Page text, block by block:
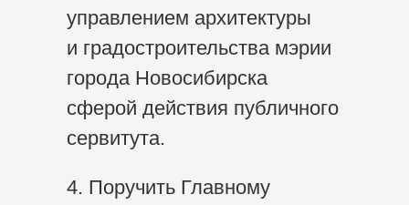
управлением архитектуры
и градостроительства мэрии
города Новосибирска
сферой действия публичного
сервитута.
4. Поручить Главному